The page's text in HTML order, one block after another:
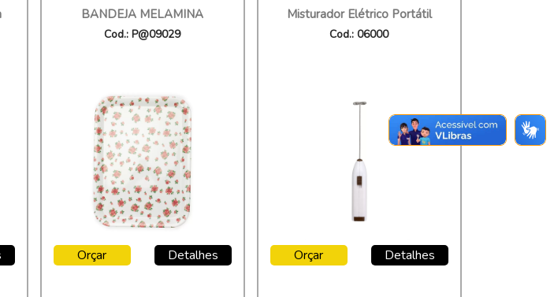
BANDEJA MELAMINA
Cod.: P@09029
Orçar Detalhes
Misturador Elétrico Portátil
Cod.: 06000
Orçar Detalhes